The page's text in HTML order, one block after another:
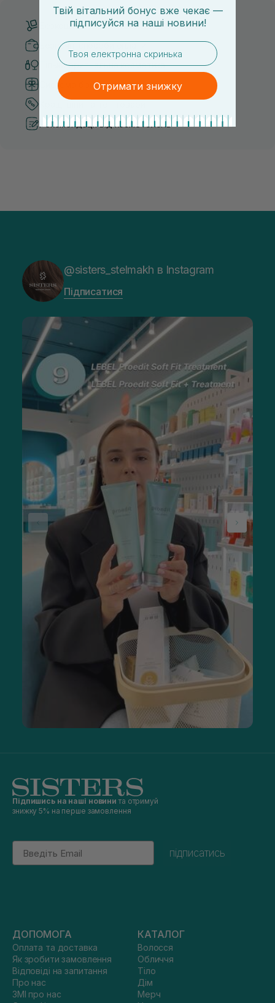
Безкоштовна доставка від 3000 UAH
Безпечні способи оплати
Тільки оригінальна косметика
Система бонусів та лояльності
Рекомендації від косметологів
@sisters_stelmakh в Instagram
Підписатися
Підпишись на наші новини та отримуй
знижку 5% на перше замовлення
Email
підписатись
ДОПОМОГА
Оплата та доставка
Як зробити замовлення
Відповіді на запитання
Про нас
ЗМІ про нас
КАТАЛОГ
Волосся
Обличчя
Тіло
Дім
Мерч
Твій вітальний бонус вже чекає —
підписуйся на наші новини!
email
Отримати знижку